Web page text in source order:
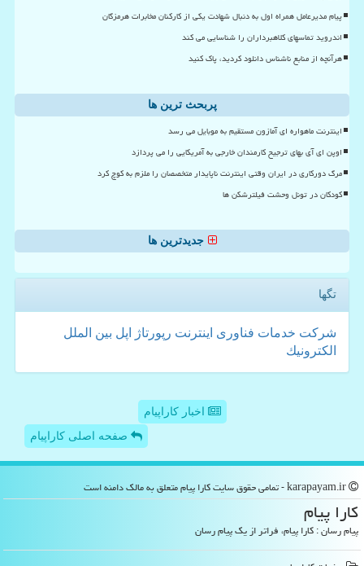
پیام مدیرعامل همراه اول به دنبال شهادت یکی از کارکنان مخابرات هرمزگان
اندروید تماسهای کلاهبرداران را شناسایی می کند
هرآنچه از منابع ناشناس دانلود کردید، پاک کنید
پربحث ترین ها
اینترنت ماهواره ای آمازون مستقیم به موبایل می رسد
اوپن ای آی بهای ترجیح کارمندان خارجی به آمریکایی را می پردازد
مرگ دورکاری در ایران وقتی اینترنت ناپایدار متخصصان را ملزم به کوچ کرد
کودکان در تونل وحشت فیلترشکن ها
جدیدترین ها
تگها
شركت خدمات فناوری اینترنت رپورتاژ اپل بین الملل
الكترونیك
اخبار کاراپیام
صفحه اصلی کاراپیام
كارا پیام
پیام رسان : کارا پیام، فراتر از یک پیام رسان